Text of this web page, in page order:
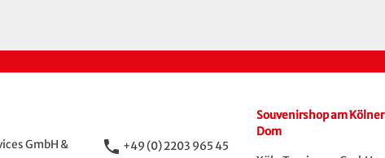
GmbH &
phone +49 (0) 2203 965 45
Souvenirshop am Kölner
Dom